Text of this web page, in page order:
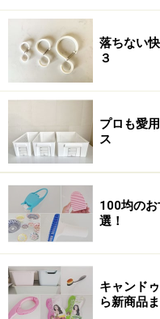
DIY用品、おもちゃや
富なダイソーのオンラ
す。
770円（税込み）にな
い場合は、「ダイソー
ーオンラインショップ
菌シートや文具、スキ
買い、イベントなどで
フロアシートなどの
イソーオンラインショッ
「ダイソーネットスト
落ちない
３
プロも愛
ス
100均の
選！
キャンド
ら新商品